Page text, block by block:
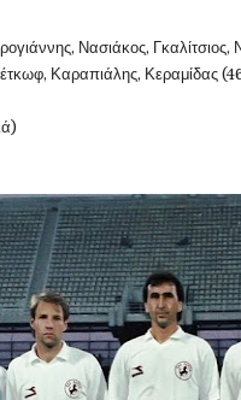
Νασιάκος, Γκαλίτσιος,
Καραπιάλης, Κεραμίδας